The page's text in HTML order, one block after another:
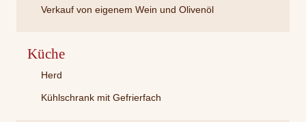
Verkauf von eigenem Wein und Olivenöl
Küche
Herd
Kühlschrank mit Gefrierfach